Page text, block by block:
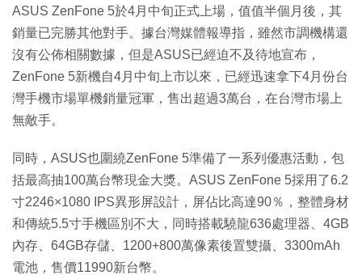
ASUS ZenFone 5於4月中旬正式上場，值值半個月後，其
銷量已完勝其他對手。據台灣媒體報導指，雖然市調機構還
沒有公佈相關數據，但是ASUS已經迫不及待地宣布，
ZenFone 5新機自4月中旬上市以來，已經迅速拿下4月份台
灣手機市場單機銷量冠軍，售出超過3萬台，在台灣市場上
無敵手。
同時，ASUS也圍繞ZenFone 5準備了一系列優惠活動，包
括最高抽100萬台幣現金大獎。ASUS ZenFone 5採用了6.2
寸2246×1080 IPS異形屏設計，屏佔比高達90％，整體身材
和傳統5.5寸手機區別不大，同時搭載驍龍636處理器、4GB
內存、64GB存儲、1200+800萬像素後置雙攝、3300mAh
電池，售價11990新台幣。